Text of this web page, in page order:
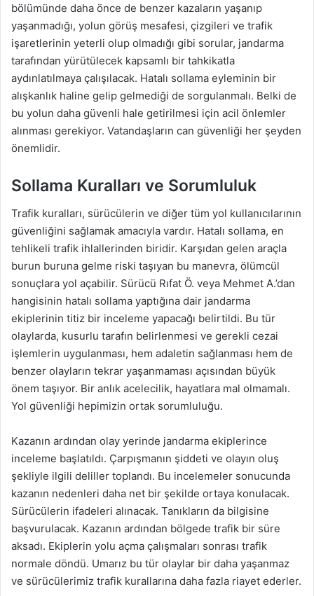
bölümünde daha önce de benzer kazaların yaşanıp
yaşanmadığı, yolun görüş mesafesi, çizgileri ve trafik
işaretlerinin yeterli olup olmadığı gibi sorular, jandarma
tarafından yürütülecek kapsamlı bir tahkikatla
aydınlatılmaya çalışılacak. Hatalı sollama eyleminin bir
alışkanlık haline gelip gelmediği de sorgulanmalı. Belki de
bu yolun daha güvenli hale getirilmesi için acil önlemler
alınması gerekiyor. Vatandaşların can güvenliği her şeyden
önemlidir.
Sollama Kuralları ve Sorumluluk
Trafik kuralları, sürücülerin ve diğer tüm yol kullanıcılarının
güvenliğini sağlamak amacıyla vardır. Hatalı sollama, en
tehlikeli trafik ihlallerinden biridir. Karşıdan gelen araçla
burun buruna gelme riski taşıyan bu manevra, ölümcül
sonuçlara yol açabilir. Sürücü Rıfat Ö. veya Mehmet A.’dan
hangisinin hatalı sollama yaptığına dair jandarma
ekiplerinin titiz bir inceleme yapacağı belirtildi. Bu tür
olaylarda, kusurlu tarafın belirlenmesi ve gerekli cezai
işlemlerin uygulanması, hem adaletin sağlanması hem de
benzer olayların tekrar yaşanmaması açısından büyük
önem taşıyor. Bir anlık acelecilik, hayatlara mal olmamalı.
Yol güvenliği hepimizin ortak sorumluluğu.
Kazanın ardından olay yerinde jandarma ekiplerince
inceleme başlatıldı. Çarpışmanın şiddeti ve olayın oluş
şekliyle ilgili deliller toplandı. Bu incelemeler sonucunda
kazanın nedenleri daha net bir şekilde ortaya konulacak.
Sürücülerin ifadeleri alınacak. Tanıkların da bilgisine
başvurulacak. Kazanın ardından bölgede trafik bir süre
aksadı. Ekiplerin yolu açma çalışmaları sonrası trafik
normale döndü. Umarız bu tür olaylar bir daha yaşanmaz
ve sürücülerimiz trafik kurallarına daha fazla riayet ederler.